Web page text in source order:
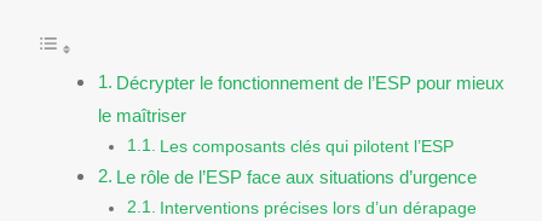
Décrypter le fonctionnement de l’ESP pour mieux
le maîtriser
Les composants clés qui pilotent l’ESP
Le rôle de l’ESP face aux situations d’urgence
Interventions précises lors d’un dérapage